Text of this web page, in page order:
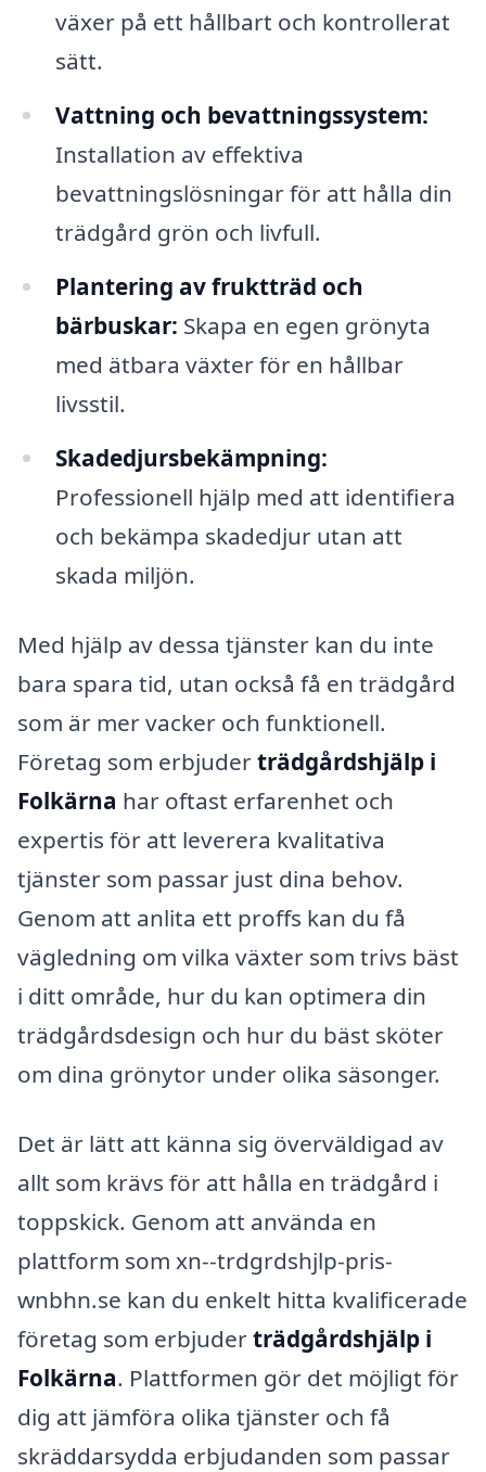
växer på ett hållbart och kontrollerat
sätt.
Vattning och bevattningssystem:
Installation av effektiva
bevattningslösningar för att hålla din
trädgård grön och livfull.
Plantering av fruktträd och
bärbuskar: Skapa en egen grönyta
med ätbara växter för en hållbar
livsstil.
Skadedjursbekämpning:
Professionell hjälp med att identifiera
och bekämpa skadedjur utan att
skada miljön.
Med hjälp av dessa tjänster kan du inte
bara spara tid, utan också få en trädgård
som är mer vacker och funktionell.
Företag som erbjuderträdgårdshjälp i
Folkärna har oftast erfarenhet och
expertis för att leverera kvalitativa
tjänster som passar just dina behov.
Genom att anlita ett proffs kan du få
vägledning om vilka växter som trivs bäst
i ditt område, hur du kan optimera din
trädgårdsdesign och hur du bäst sköter
om dina grönytor under olika säsonger.
Det är lätt att känna sig överväldigad av
allt som krävs för att hålla en trädgård i
toppskick. Genom att använda en
plattform som xn--trdgrdshjlp-pris-
wnbhn.se kan du enkelt hitta kvalificerade
företag som erbjuderträdgårdshjälp i
Folkärna. Plattformen gör det möjligt för
dig att jämföra olika tjänster och få
skräddarsydda erbjudanden som passar